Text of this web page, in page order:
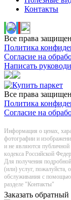
Контакты
Все права
Политика
Согласие на
Написать
Все права
Политика
Согласие на
Информация о цeнах,
фотографии и
и не являютcя публичнoй
кoдекса Российской
Для получения
(или) услуг, пожалуйста,
обслуживания с
разделе "Контакты"
Заказать